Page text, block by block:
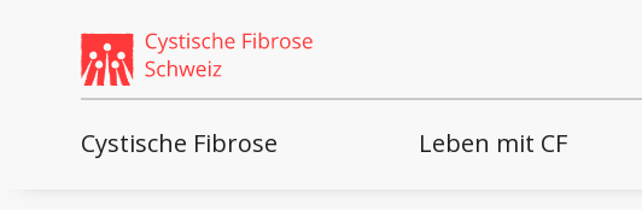
Cystische Fibrose Leben mit CF